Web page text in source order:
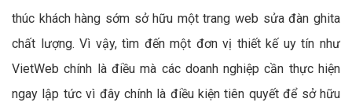
thúc khách hàng sớm sở hữu một trang web sửa đàn ghita
chất lượng. Vì vậy, tìm đến một đơn vị thiết kế uy tín như
VietWeb chính là điều mà các doanh nghiệp cần thực hiện
ngay lập tức vì đây chính là điều kiện tiên quyết để sở hữu